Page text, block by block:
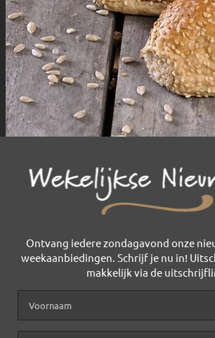
Ontvang iedere zondagavond onze
weekaanbiedingen. Schrijf je nu in!
makkelijk via de